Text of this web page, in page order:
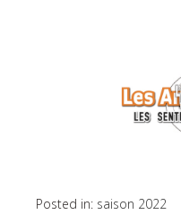
Posted in: saison 2022